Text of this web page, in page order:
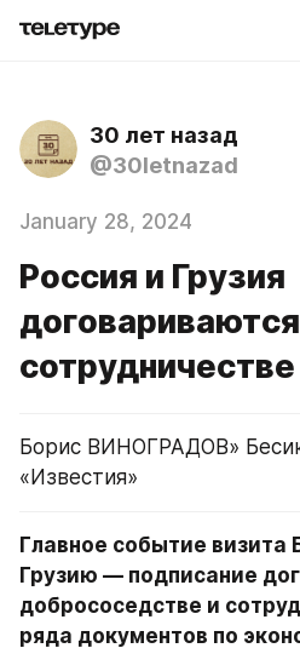
30 лет назад
@30letnazad
January 28, 2024
Россия и Грузия
сотрудничестве
Борис ВИНОГРАДОВ»
«Известия»
Главное событие визита
Грузию — подписание
добрососедстве и
ряда документов по